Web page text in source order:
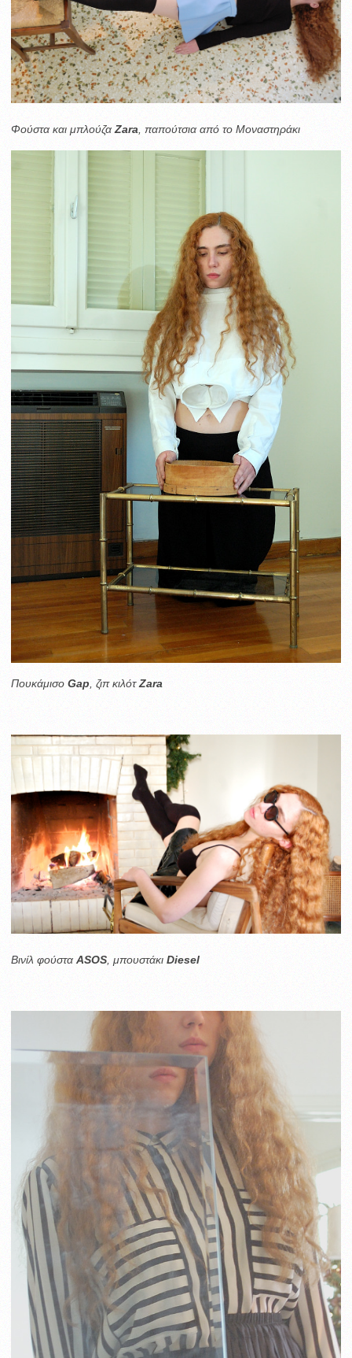
Φούστα και μπλούζα Zara , παπούτσια από το Μοναστηράκι
Πουκάμισο Gap , ζιπ κιλότZara
Βινίλ φούσταASOS , μπουστάκι Diesel